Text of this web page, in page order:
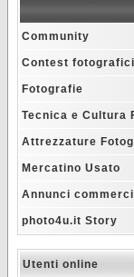
Community
Contest fotografici
Fotografie
Tecnica e Cultura
Attrezzature
Mercatino Usato
Annunci
photo4u.it Story
Utenti online